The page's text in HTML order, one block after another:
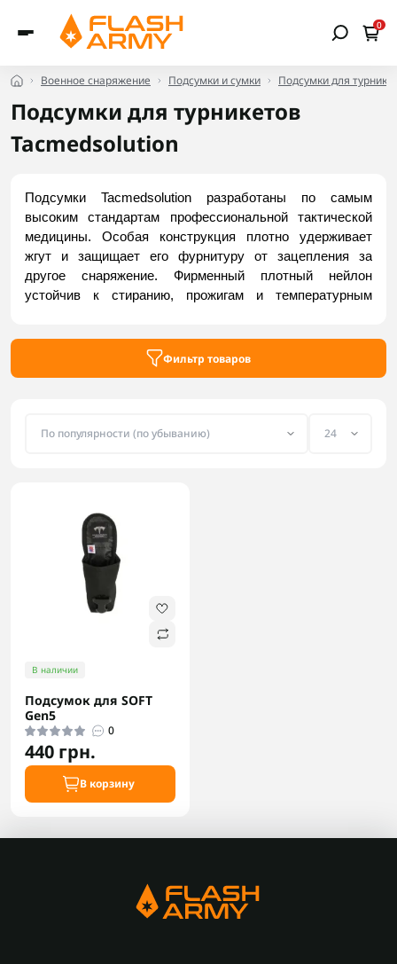
0
Военное снаряжение Подсумки и сумки Подсумки для
Подсумки для турникетов
Tacmedsolution
Подсумки Tacmedsolution разработаны по самым
высоким стандартам профессиональной тактической
медицины. Особая конструкция плотно удерживает
жгут и защищает его фурнитуру от зацепления за
другое снаряжение. Фирменный плотный нейлон
устойчив к стиранию, прожигам и температурным
фиксацию подсумка на экипировке без малейшего
Фильтр товаров
В наличии
Подсумок для SOFT
Gen5
0
440 грн.
В корзину